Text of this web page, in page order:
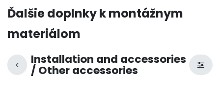
Ďalšie doplnky k montážnym
materiálom
Installation and accessories
/ Other accessories